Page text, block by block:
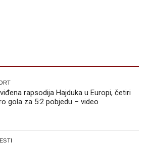
rapsodija Hajduka u Europi, četiri
gola za 5:2 pobjedu – video